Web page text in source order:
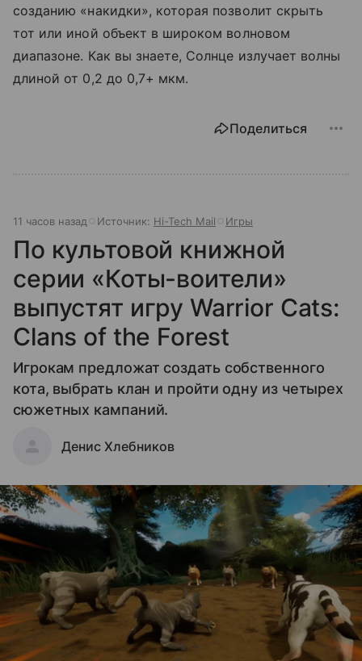
созданию «накидки», которая позволит скрыть
тот или иной объект в широком волновом
диапазоне. Как вы знаете, Солнце излучает волны
длиной от 0,2 до 0,7+ мкм.
Поделиться
11 часов назад Источник: Hi-Tech Mail Игры
По культовой книжной
серии «Коты-воители»
выпустят игру Warrior Cats:
Clans of the Forest
Игрокам предложат создать собственного
кота, выбрать клан и пройти одну из четырех
сюжетных кампаний.
Денис Хлебников